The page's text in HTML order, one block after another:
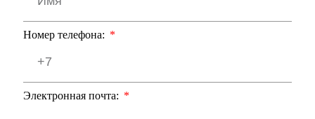
Номер телефона:
Электронная почта: